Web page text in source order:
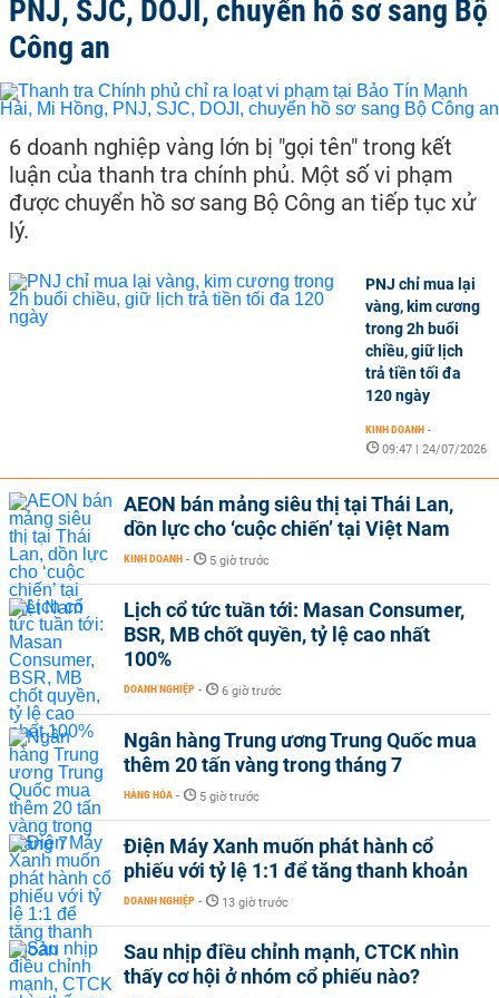
PNJ, SJC, DOJI, chuyển hồ sơ sang Bộ
Công an
6 doanh nghiệp vàng lớn bị "gọi tên" trong kết
luận của thanh tra chính phủ. Một số vi phạm
được chuyển hồ sơ sang Bộ Công an tiếp tục xử
lý.
PNJ chỉ mua lại
vàng, kim cương
trong 2h buổi
chiều, giữ lịch
trả tiền tối đa
120 ngày
KINH DOANH -
09:47 | 24/07/2026
AEON bán mảng siêu thị tại Thái Lan,
dồn lực cho ‘cuộc chiến’ tại Việt Nam
KINH DOANH - 5 giờ trước
Lịch cổ tức tuần tới: Masan Consumer,
BSR, MB chốt quyền, tỷ lệ cao nhất
100%
DOANH NGHIỆP - 6 giờ trước
Ngân hàng Trung ương Trung Quốc mua
thêm 20 tấn vàng trong tháng 7
HÀNG HÓA - 5 giờ trước
Điện Máy Xanh muốn phát hành cổ
phiếu với tỷ lệ 1:1 để tăng thanh khoản
DOANH NGHIỆP - 13 giờ trước
Sau nhịp điều chỉnh mạnh, CTCK nhìn
thấy cơ hội ở nhóm cổ phiếu nào?